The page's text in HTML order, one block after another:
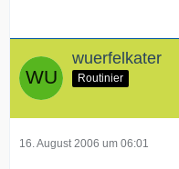
wuerfelkater
Routinier
16. August 2006 um 06:01